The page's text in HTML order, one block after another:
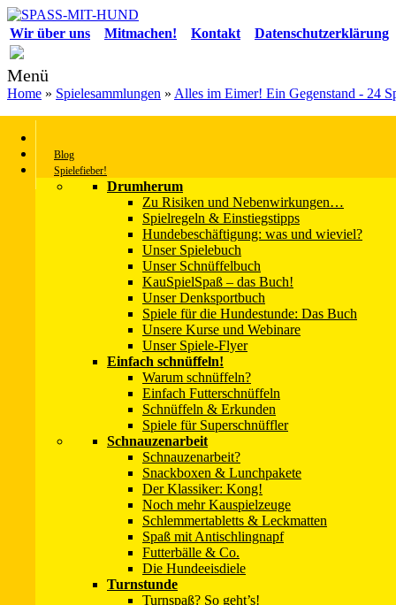
Wir über uns Mitmachen! Kontakt Datenschutzerklärung
Menü
Blog
Spielefieber!
Drumherum
Zu Risiken und Nebenwirkungen…
Spielregeln & Einstiegstipps
Hundebeschäftigung: was und wieviel?
Unser Spielebuch
Unser Schnüffelbuch
KauSpielSpaß – das Buch!
Unser Denksportbuch
Spiele für die Hundestunde: Das Buch
Unsere Kurse und Webinare
Unser Spiele-Flyer
Einfach schnüffeln!
Warum schnüffeln?
Einfach Futterschnüffeln
Schnüffeln & Erkunden
Spiele für Superschnüffler
Schnauzenarbeit
Schnauzenarbeit?
Snackboxen & Lunchpakete
Der Klassiker: Kong!
Noch mehr Kauspielzeuge
Schlemmertabletts & Leckmatten
Spaß mit Antischlingnapf
Futterbälle & Co.
Die Hundeeisdiele
Turnstunde
Turnspaß? So geht’s!
Home » Spielesammlungen » Alles im Eimer! Ein Gegenstand - 24
Kurvenreich im Eimer-Slalom
Einmal mehr gilt: Ein Eimer kommt selten allein! Jetzt werden
Und gerade da, wo keine Stangen vorhanden sind oder kein
und Chris Busse mit Sierra und Acid (gäbe es einen Sonderpreis
Die Vorbereitung
Sie brauchen gleich mehrere Eimer oder ähnliche
verwendbar (möglichst auf rutschfestem Untergrund):
Ihre Slalomelemente sollten dabei mindestens eine Hunde-
Und so geht’s
Mit der Hand weisen Sie Ihrem Hund den Weg durch den
Ihren Hund damit.
Wenn Ihr Hund noch ungeübt ist, erwarten Sie nicht den
Hand folgt. Am besten, Sie platzieren ein präzises Lob
Im Video unten von Jana Busse sehen Sie verschiedene
Im ersten Teil zeigt die 2-jährige Hollandse
Im zweiten Teil läuft die bald 6-jährige Husky-Mix
Im dritten Teil laufen Acid und Sierra den Slalom
Im Abspann läuft Acid den Slalom noch alleine (mit